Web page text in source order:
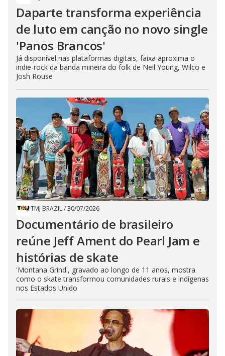
Daparte transforma experiência
de luto em canção no novo single
'Panos Brancos'
Já disponível nas plataformas digitais, faixa aproxima o
indie-rock da banda mineira do folk de Neil Young, Wilco e
Josh Rouse
TMJ BRAZIL/30/07/2026
Documentário de brasileiro
reúne Jeff Ament do Pearl Jam e
histórias de skate
'Montana Grind', gravado ao longo de 11 anos, mostra
como o skate transformou comunidades rurais e indígenas
nos Estados Unido